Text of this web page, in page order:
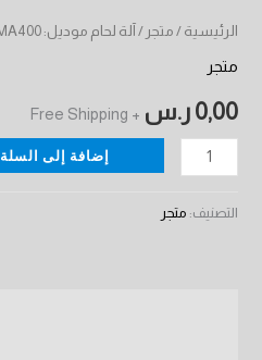
الرئيسية / متجر / آلة لحام موديل: MMA400
متجر
0,00 ر.س + Free Shipping
إضافة إلى السلة
التصنيف: متجر